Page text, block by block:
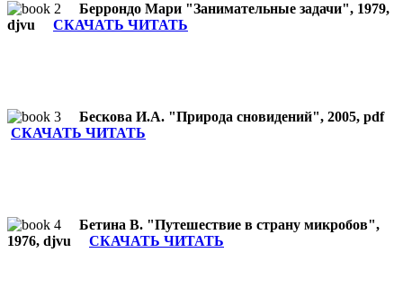
Беррондо Мари "Занимательные задачи", 1979,
djvu СКАЧАТЬ ЧИТАТЬ
Бескова И.А. "Природа сновидений", 2005, pdf
СКАЧАТЬ ЧИТАТЬ
Бетина В. "Путешествие в страну микробов",
1976, djvu СКАЧАТЬ ЧИТАТЬ